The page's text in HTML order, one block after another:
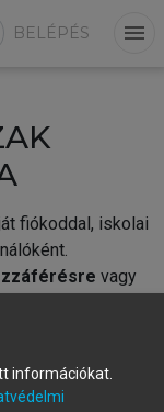
BELÉPÉS menu
fiókoddal, iskolai
vagy
fiókot.
információkat.